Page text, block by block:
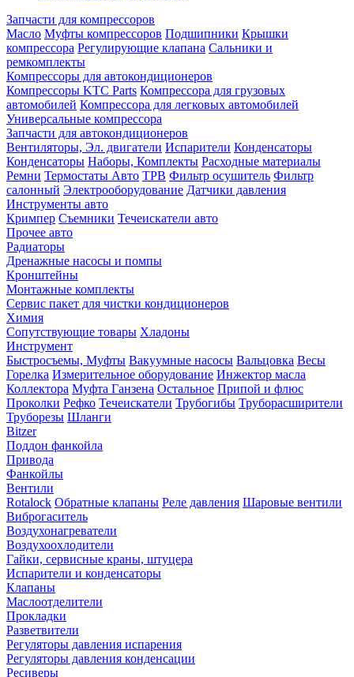
Запчасти для компрессоров
Масло Муфты компрессоров Подшипники Крышки
компрессора Регулирующие клапана Сальники и
ремкомплекты
Компрессоры для автокондиционеров
Компрессоры KTC Parts Компрессора для грузовых
автомобилей Компрессора для легковых автомобилей
Универсальные компрессора
Запчасти для автокондиционеров
Вентиляторы, Эл. двигатели Испарители Конденсаторы
Конденсаторы Наборы, Комплекты Расходные материалы
Ремни Термостаты Авто ТРВ Фильтр осушитель Фильтр
салонный Электрооборудование Датчики давления
Инструменты авто
Кримпер Съемники Течеискатели авто
Прочее авто
Радиаторы
Дренажные насосы и помпы
Кронштейны
Монтажные комплекты
Сервис пакет для чистки кондиционеров
Химия
Сопутствующие товары Хладоны
Инструмент
Быстросъемы, Муфты Вакуумные насосы Вальцовка Весы
Горелка Измерительное оборудование Инжектор масла
Коллектора Муфта Ганзена Остальное Припой и флюс
Проколки Рефко Течеискатели Трубогибы Труборасширители
Труборезы Шланги
Bitzer
Поддон фанкойла
Привода
Фанкойлы
Вентили
Rotalock Обратные клапаны Реле давления Шаровые вентили
Виброгаситель
Воздухонагреватели
Воздухоохлодители
Гайки, сервисные краны, штуцера
Испарители и конденсаторы
Клапаны
Маслоотделители
Прокладки
Разветвители
Регуляторы давления испарения
Регуляторы давления конденсации
Ресиверы